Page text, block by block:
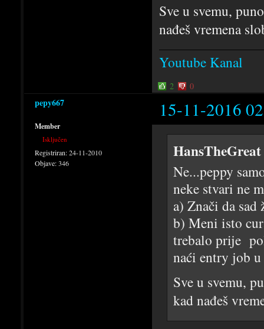
Sve u svemu,
nađeš vremena
Youtube Kanal
2 0
pepy667 15-11-2016
Member
Isključen
Registriran:24-11-2010
Objave:346
Ne...peppy
neke stvari ne
a) Znači da
b) Meni isto
trebalo prije
naći entry job
Sve u svemu,
kad nađeš